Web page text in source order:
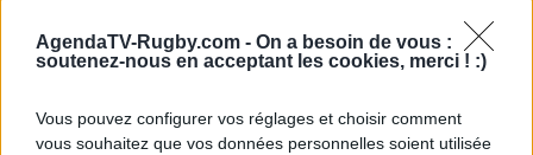
AgendaTV-Rugby.com - On a besoin de vous :
soutenez-nous en acceptant les cookies, merci ! :)
Vous pouvez configurer vos réglages et choisir comment
vous souhaitez que vos données personnelles soient utilisée